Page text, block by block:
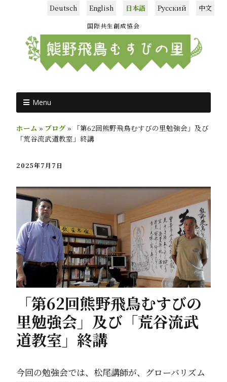
Deutsch English 日本語 Русский 中文
国際共生創成協会
Menu
ホーム » ブログ »
「第62回熊野飛鳥むすびの里勉強会」及び
「荒谷流武道教室」終講
2025年7月7日
「第62回熊野飛鳥むすびの
里勉強会」及び「荒谷流武
道教室」終講
今回の勉強会では、松尾講師が、グローバリズム